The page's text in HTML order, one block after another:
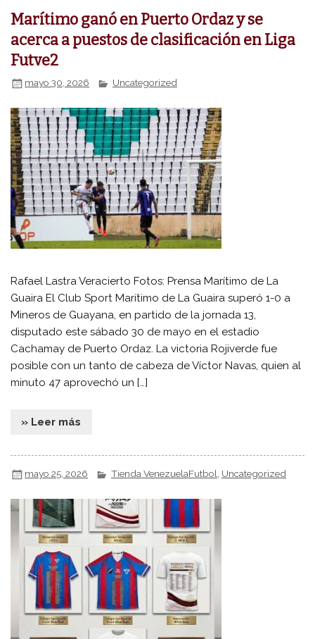
Marítimo ganó en Puerto Ordaz y se
acerca a puestos de clasificación en Liga
Futve2
mayo 30, 2026 Uncategorized
Rafael Lastra Veracierto Fotos: Prensa Marítimo de La
Guaira El Club Sport Marítimo de La Guaira superó 1-0 a
Mineros de Guayana, en partido de la jornada 13,
disputado este sábado 30 de mayo en el estadio
Cachamay de Puerto Ordaz. La victoria Rojiverde fue
posible con un tanto de cabeza de Víctor Navas, quien al
minuto 47 aprovechó un […]
» Leer más
mayo 25, 2026 Tienda VenezuelaFutbol, Uncategorized